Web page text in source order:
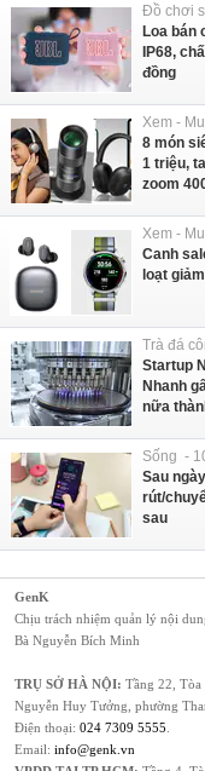
Đồ chơi
Loa bán
IP68,
đồng
Xem -
8 món
1 triệu,
zoom
Xem -
Canh
loạt
Trà đá
Startup
Nhanh
nữa
Sống -
Sau
rút/
sau
GenK
Chịu trách nhiệm quản lý nội
Bà Nguyễn Bích Minh
TRỤ SỞ HÀ NỘI: Tầng 22, Tòa
Nguyễn Huy Tưởng, phường
Điện thoại: 024 7309 5555
Email: info@genk.vn